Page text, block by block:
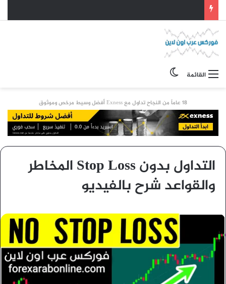
القائمة
18 عاماً من النجاح تداول مع Exness أفضل وسيط مرخص وموثوق
التداول بدون Stop Loss المخاطر
والقواعد شرح بالفيديو